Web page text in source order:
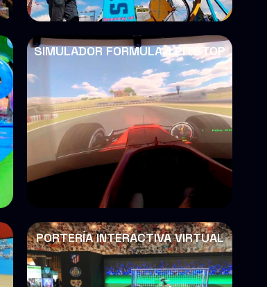
SIMULADOR FORMULA 1 PITSTOP
PORTERÍA INTERACTIVA VIRTUAL